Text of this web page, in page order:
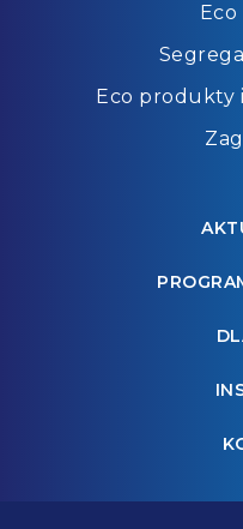
Eco produkty